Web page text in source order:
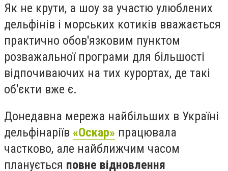
Як не крути, а шоу за участю улюблених
дельфінів і морських котиків вважається
практично обов'язковим пунктом
розважальної програми для більшості
відпочиваючих на тих курортах, де такі
об'єкти вже є.
Донедавна мережа найбільших в Україні
дельфінаріїв «Оскар» працювала
частково, але найближчим часом
планується повне відновлення